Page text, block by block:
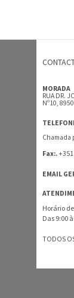
MORADA
RUA DR.
Nº10,
Chamada
Fax:.+351
EMAIL
Horário
Das 9:00
TODOS